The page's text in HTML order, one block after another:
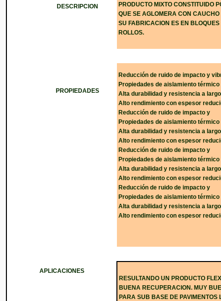
DESCRIPCION
PRODUCTO MIXTO CONSTITUIDO
QUE SE AGLOMERA CON
SU FABRICACION ES EN
ROLLOS.
PROPIEDADES
Reducción de ruido de impacto y
Propiedades de aislamiento
Alta durabilidad y resistencia a
Alto rendimiento con espesor
Reducción de ruido de impacto y
Propiedades de aislamiento térmico
Alta durabilidad y resistencia a
Alto rendimiento con espesor
Reducción de ruido de impacto y
Propiedades de aislamiento térmico
Alta durabilidad y resistencia a
Alto rendimiento con espesor
Reducción de ruido de impacto y
Propiedades de aislamiento térmico
Alta durabilidad y resistencia a
Alto rendimiento con espesor
APLICACIONES
RESULTANDO UN PRODUCTO
BUENA RECUPERACION. MUY
PARA SUB BASE DE